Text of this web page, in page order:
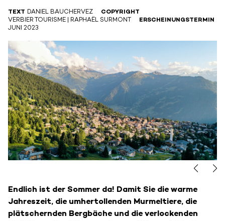
TEXT DANIEL BAUCHERVEZ
COPYRIGHT
VERBIER TOURISME | RAPHAËL SURMONT
ERSCHEINUNGSTERMIN
JUNI 2023
Endlich ist der Sommer da! Damit Sie die warme
Jahreszeit, die umhertollenden Murmeltiere, die
plätschernden Bergbäche und die verlockenden